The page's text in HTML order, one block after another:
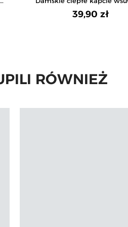
domowe antypoślizgowe z
39,90 zł
RÓWNIEŻ